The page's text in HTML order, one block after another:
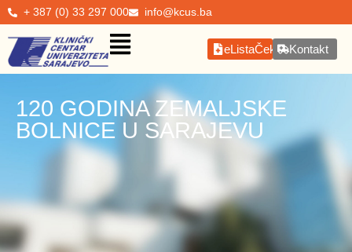
+ 387 (0) 33 297 000 info@kcus.ba
eListaČekanjaKontakt
120 GODINA ZEMALJSKE
BOLNICE U SARAJEVU